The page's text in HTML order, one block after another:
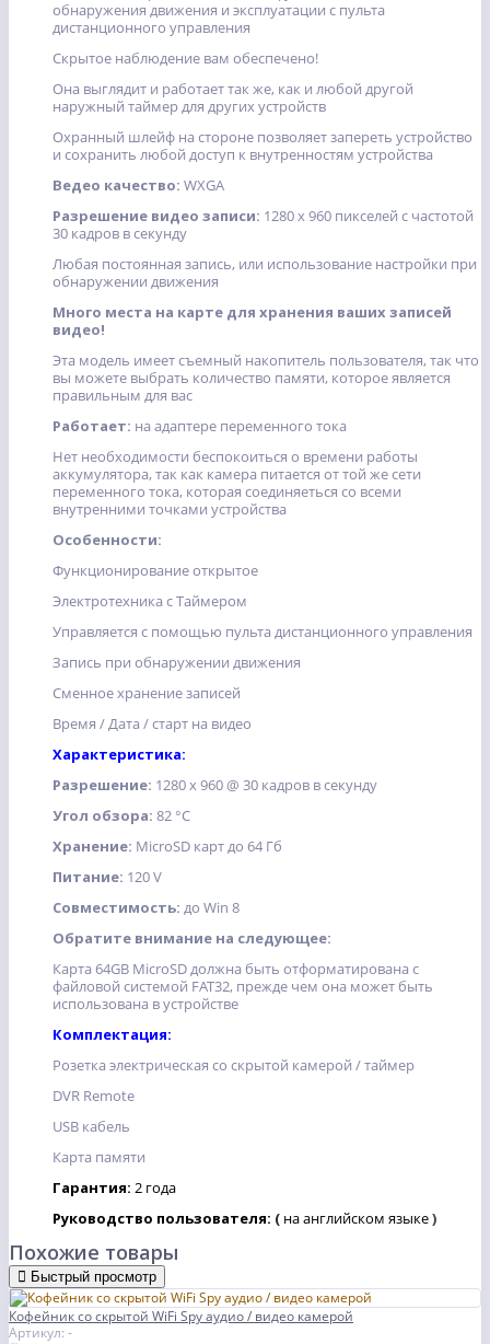
обнаружения движения и эксплуатации с пульта
дистанционного управления
Скрытое наблюдение вам обеспечено!
Она выглядит и работает так же, как и любой другой
наружный таймер для других устройств
Охранный шлейф на стороне позволяет запереть устройство
и сохранить любой доступ к внутренностям устройства
Ведео качество: WXGA
Разрешение видео записи: 1280 x 960 пикселей с частотой
30 кадров в секунду
Любая постоянная запись, или использование настройки при
обнаружении движения
Много места на карте для хранения ваших записей
видео!
Эта модель имеет съемный накопитель пользователя, так что
вы можете выбрать количество памяти, которое является
правильным для вас
Работает: на адаптере переменного тока
Нет необходимости беспокоиться о времени работы
аккумулятора, так как камера питается от той же сети
переменного тока, которая соединяеться со всеми
внутренними точками устройства
Особенности:
Функционирование открытое
Электротехника с Таймером
Управляется с помощью пульта дистанционного управления
Запись при обнаружении движения
Сменное хранение записей
Время / Дата / старт на видео
Характеристика:
Разрешение: 1280 x 960 @ 30 кадров в секунду
Угол обзора: 82 °С
Хранение: MicroSD карт до 64 Гб
Питание: 120 V
Совместимость: до Win 8
Обратите внимание на следующее:
Карта 64GB MicroSD должна быть отформатирована с
файловой системой FAT32, прежде чем она может быть
использована в устройстве
Комплектация:
Розетка электрическая со скрытой камерой / таймер
DVR Remote
USB кабель
Карта памяти
Гарантия: 2 года
Руководство пользователя: ( на английском языке)
Похожие товары
Быстрый просмотр
Кофейник со скрытой WiFi Spy аудио / видео камерой
Артикул: -